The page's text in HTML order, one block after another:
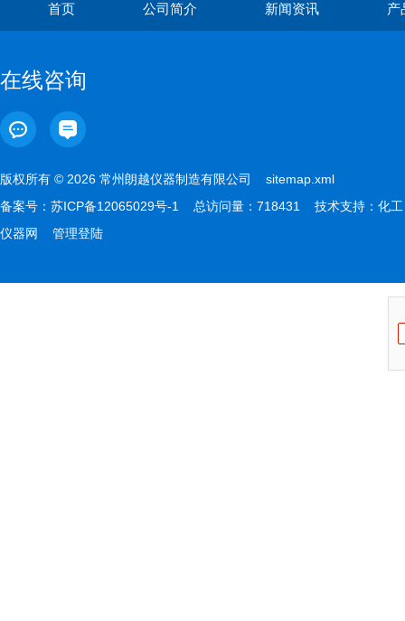
首页 公司简介 新闻资讯 产
在线咨询
版权所有 © 2026 常州朗越仪器制造有限公司 sitemap.xml
备案号： 苏ICP备12065029号-1 总访问量：718431 技术支持： 化工
仪器网
管理登陆